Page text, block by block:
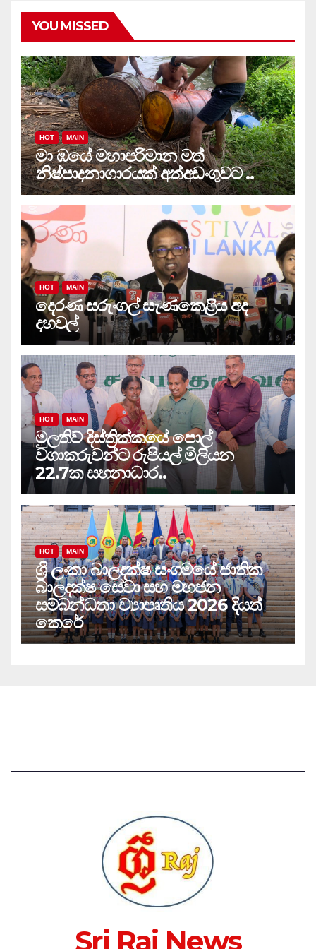
YOU MISSED
HOT MAIN
මා ඹයේ මහාපරිමාන මත්
නිෂ්පාදනාගාරයක් අත්අඩංගුවට ..
HOT MAIN
දෙරණ සරුංගල් සැණකෙළිය අද
දහවල්
HOT MAIN
මුලතිව් දිස්ත්‍රික්කයේ පොල්
වගාකරුවන්ට රුපියල් මිලියන
22.7ක සහනාධාර..
HOT MAIN
ශ්‍රී ලංකා බාලදක්ෂ සංගමයේ ජාතික
බාලදක්ෂ සේවා සහ මහජන
සම්බන්ධතා ව්‍යාපෘතිය 2026 දියත්
කෙරේ
Sri Raj News